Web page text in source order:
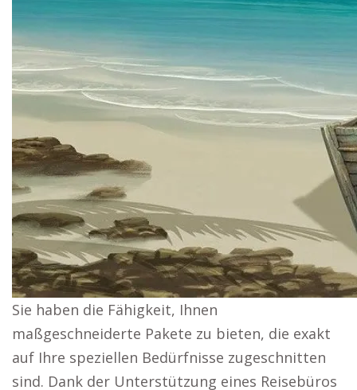
Sie haben die Fähigkeit, Ihnen
maßgeschneiderte Pakete zu bieten, die exakt
auf Ihre speziellen Bedürfnisse zugeschnitten
sind. Dank der Unterstützung eines Reisebüros